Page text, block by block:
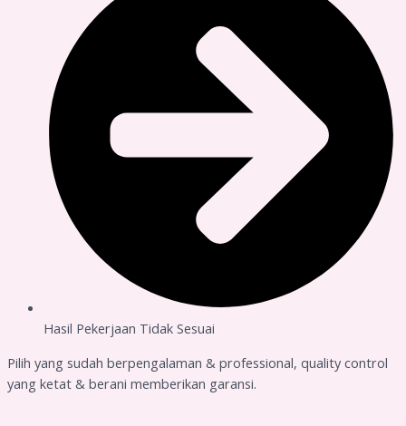
Hasil Pekerjaan Tidak Sesuai
Pilih yang sudah berpengalaman & professional, quality control
yang ketat & berani memberikan garansi.